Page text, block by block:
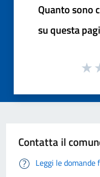
Quanto sono
su questa
Contatta il
Leggi le domande